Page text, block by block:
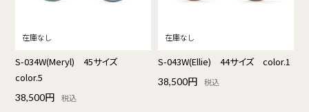
S-034W(Meryl) 45サイズ
color.5
38,500円 税込
S-043W(Ellie) 44サイズ color.1
38,500円 税込